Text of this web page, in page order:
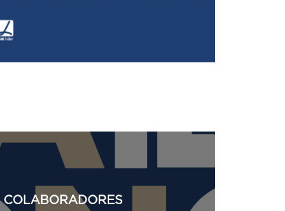
COLABORADORES